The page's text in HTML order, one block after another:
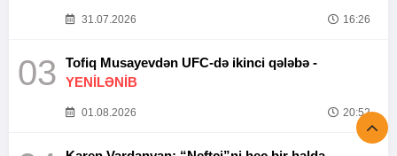
31.07.2026 16:26
03
Tofiq Musayevdən UFC-də ikinci qələbə -
YENİLƏNİB
01.08.2026 20:52